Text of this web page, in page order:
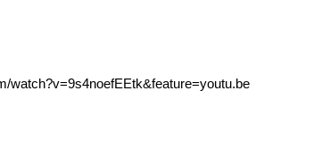
watch?v=9s4noefEEtk&feature=youtu.be